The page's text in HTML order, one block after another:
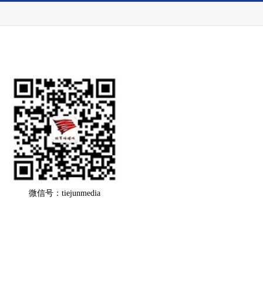
微信号：tiejunmedia